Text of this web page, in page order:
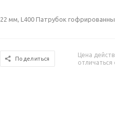
22 мм, L400 Патрубок
Поделиться
Цена
отличаться